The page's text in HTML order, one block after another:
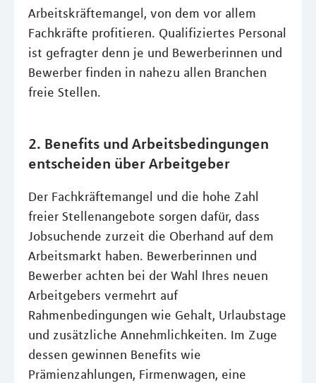
Arbeitskräftemangel, von dem vor allem
Fachkräfte profitieren. Qualifiziertes Personal
ist gefragter denn je und Bewerberinnen und
Bewerber finden in nahezu allen Branchen
freie Stellen.
2. Benefits und Arbeitsbedingungen
entscheiden über Arbeitgeber
Der Fachkräftemangel und die hohe Zahl
freier Stellenangebote sorgen dafür, dass
Jobsuchende zurzeit die Oberhand auf dem
Arbeitsmarkt haben. Bewerberinnen und
Bewerber achten bei der Wahl Ihres neuen
Arbeitgebers vermehrt auf
Rahmenbedingungen wie Gehalt, Urlaubstage
und zusätzliche Annehmlichkeiten. Im Zuge
dessen gewinnen Benefits wie
Prämienzahlungen, Firmenwagen, eine